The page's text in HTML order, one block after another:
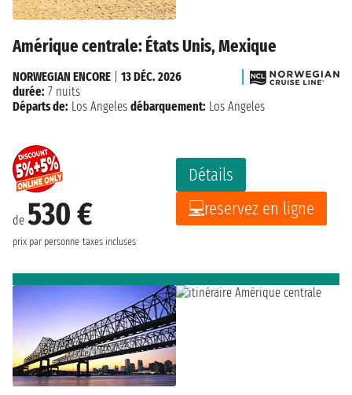
Amérique centrale: États Unis, Mexique
de 530 €
prix par personne taxes incluses
Détails
reservez en ligne
NORWEGIAN ENCORE
13 DÉC. 2026
durée: 7 nuits
Départs de: Los Angeles débarquement: Los Angeles